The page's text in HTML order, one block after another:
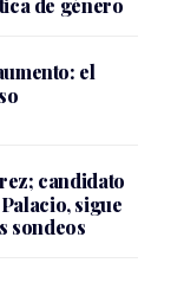
el
candidato
sigue
sondeos